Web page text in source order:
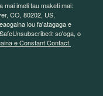
mai imeli tau maketi mai:
CO, 80202, US,
lou fa'atagaga e
so'oga, o
e Constant Contact.